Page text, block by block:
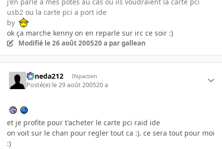
usb2 ou la carte pci a port ide
by
ok ça marche kenny on en reparle sur irc ce soir :)
Modifié le 26 août 200520 a par gallean
keneda212 INpactien
Posté(e) le 29 août 200520 a
et je profite pour t'acheter le carte pci raid ide
on voit sur le chan pour regler tout ca :). ce sera tout pour moi
:)